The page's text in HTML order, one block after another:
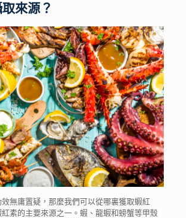
來源？
效無庸置疑，那麼我們可以從哪裏獲取蝦紅
素的主要來源之一。蝦、龍蝦和螃蟹等甲殼